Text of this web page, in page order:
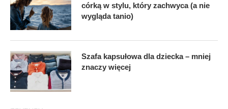
córką w stylu, który zachwyca (a nie
wygląda tanio)
Szafa kapsułowa dla dziecka – mniej
znaczy więcej